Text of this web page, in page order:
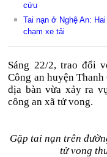
cứu
Tai nạn ở Nghệ An:
chạm xe tải
Sáng 22/2, trao đổi
Công an huyện
địa bàn vừa xảy ra
công an xã tử vong.
Gặp tai nạn trên
tử vong